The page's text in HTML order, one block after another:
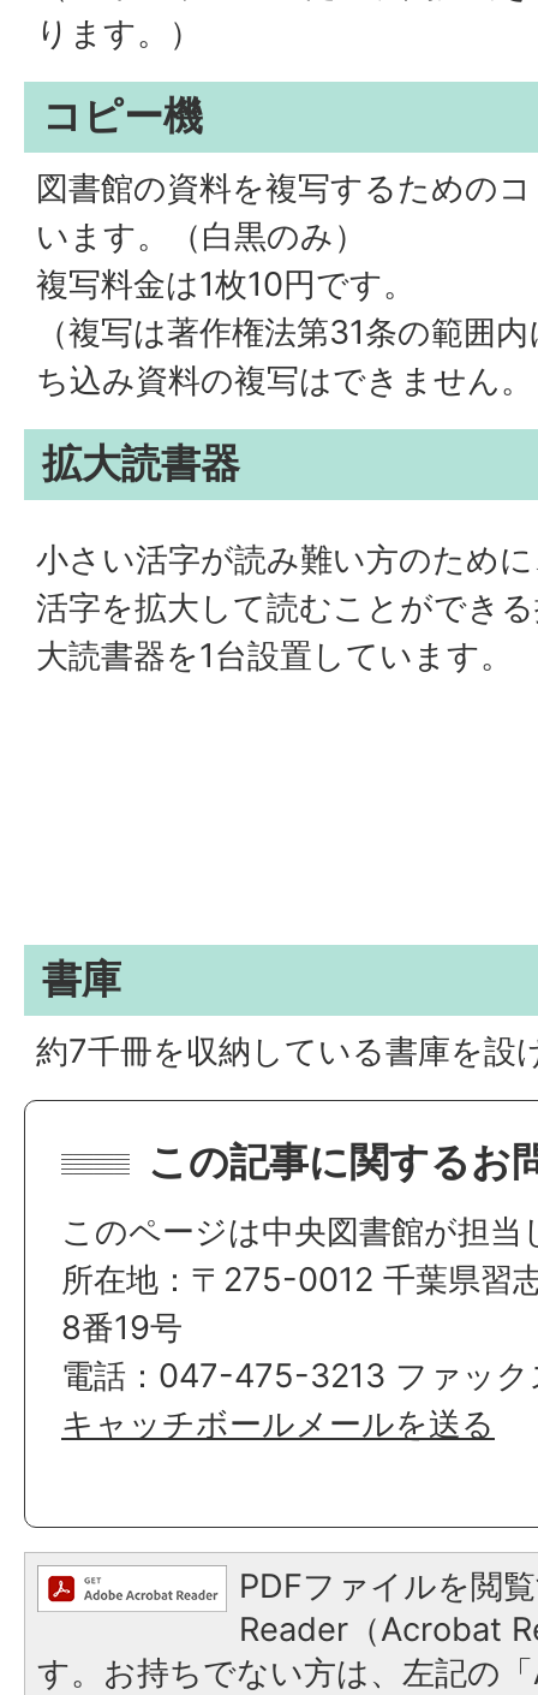
ります。）
コピー機
図書館の資料を複写するための
います。（白黒のみ）
複写料金は1枚10円です。
（複写は著作権法第31条の範囲
ち込み資料の複写はできません
拡大読書器
小さい活字が読み難い方のため
活字を拡大して読むことができ
大読書器を1台設置しています。
書庫
約7千冊を収納している書庫を設
この記事に関するお
このページは中央図書館が担当
所在地：〒275-0012 千葉県習
8番19号
電話：047-475-3213 ファッ
キャッチボールメールを送る
PDFファイルを閲
Reader（Acrobat
す。お持ちでない方は、左記の